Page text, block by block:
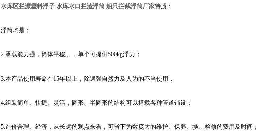
水库区拦漂塑料浮子 水库水口拦渣浮筒 船只拦截浮筒厂家特质：
浮筒均是；
2.承载能力强，筒体平稳、，单个可提供500kg浮力；
3.本产品使用寿命在15年以上，除遇强自然力及人为的不当使用，
4.组装简单、快捷、灵活，圆形、半圆形的结构可以搭载各种管道铺设；
5.造价合理、经济，从长远的观点来看，可省下为数庞大的维护、保养、换、检修的费用及时间；